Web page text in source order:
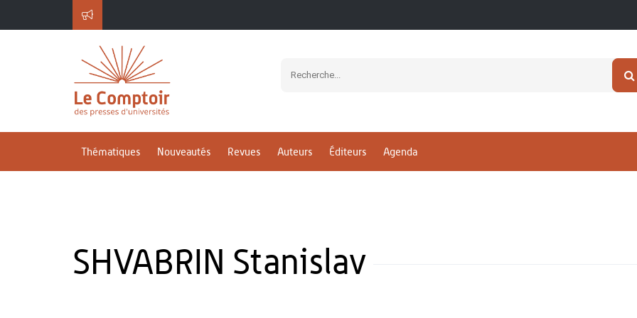
Thématiques Nouveautés Revues Auteurs Éditeurs Agenda
SHVABRIN Stanislav